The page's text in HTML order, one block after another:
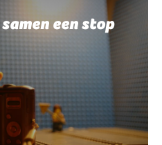
een stop